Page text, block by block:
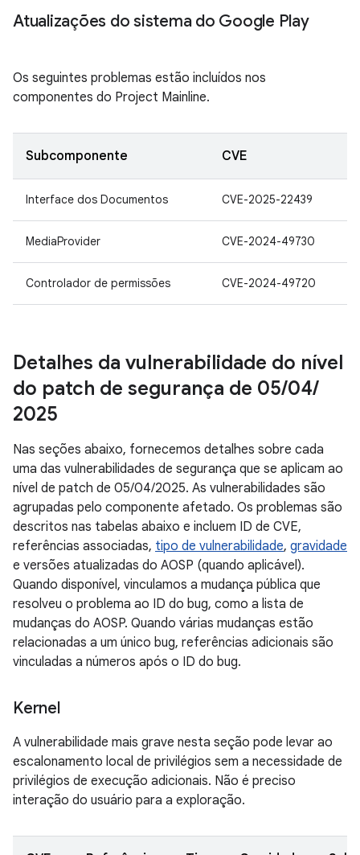
Atualizações do sistema do Google Play
Os seguintes problemas estão incluídos nos
componentes do Project Mainline.
Subcomponente CVE
Interface dos Documentos CVE-2025-22439
MediaProvider CVE-2024-49730
Controlador de permissões CVE-2024-49720
Detalhes da vulnerabilidade do nível
do patch de segurança de 05/04/
2025
Nas seções abaixo, fornecemos detalhes sobre cada
uma das vulnerabilidades de segurança que se aplicam ao
nível de patch de 05/04/2025. As vulnerabilidades são
agrupadas pelo componente afetado. Os problemas são
descritos nas tabelas abaixo e incluem ID de CVE,
referências associadas, tipo de vulnerabilidade, gravidade
e versões atualizadas do AOSP (quando aplicável).
Quando disponível, vinculamos a mudança pública que
resolveu o problema ao ID do bug, como a lista de
mudanças do AOSP. Quando várias mudanças estão
relacionadas a um único bug, referências adicionais são
vinculadas a números após o ID do bug.
Kernel
A vulnerabilidade mais grave nesta seção pode levar ao
escalonamento local de privilégios sem a necessidade de
privilégios de execução adicionais. Não é preciso
interação do usuário para a exploração.